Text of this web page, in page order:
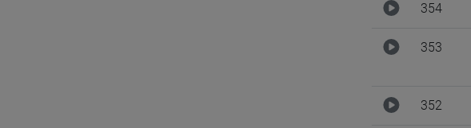
354
353
352